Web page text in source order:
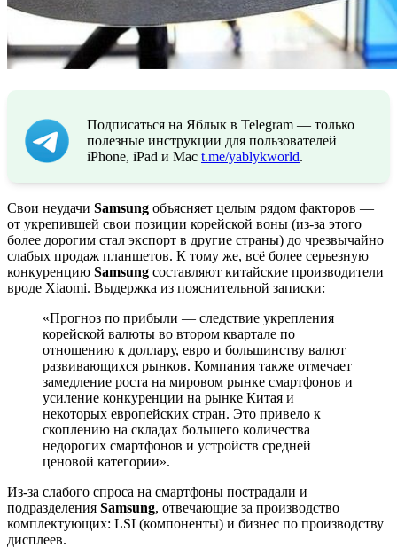
Подписаться на Яблык в Telegram — только
полезные инструкции для пользователей
iPhone, iPad и Mac t.me/yablykworld.
Свои неудачи Samsung объясняет целым рядом факторов —
от укрепившей свои позиции корейской воны (из-за этого
более дорогим стал экспорт в другие страны) до чрезвычайно
слабых продаж планшетов. К тому же, всё более серьезную
конкуренцию Samsung составляют китайские производители
вроде Xiaomi. Выдержка из пояснительной записки:
«Прогноз по прибыли — следствие укрепления
корейской валюты во втором квартале по
отношению к доллару, евро и большинству валют
развивающихся рынков. Компания также отмечает
замедление роста на мировом рынке смартфонов и
усиление конкуренции на рынке Китая и
некоторых европейских стран. Это привело к
скоплению на складах большего количества
недорогих смартфонов и устройств средней
ценовой категории».
Из-за слабого спроса на смартфоны пострадали и
подразделения Samsung, отвечающие за производство
комплектующих: LSI (компоненты) и бизнес по производству
дисплеев.